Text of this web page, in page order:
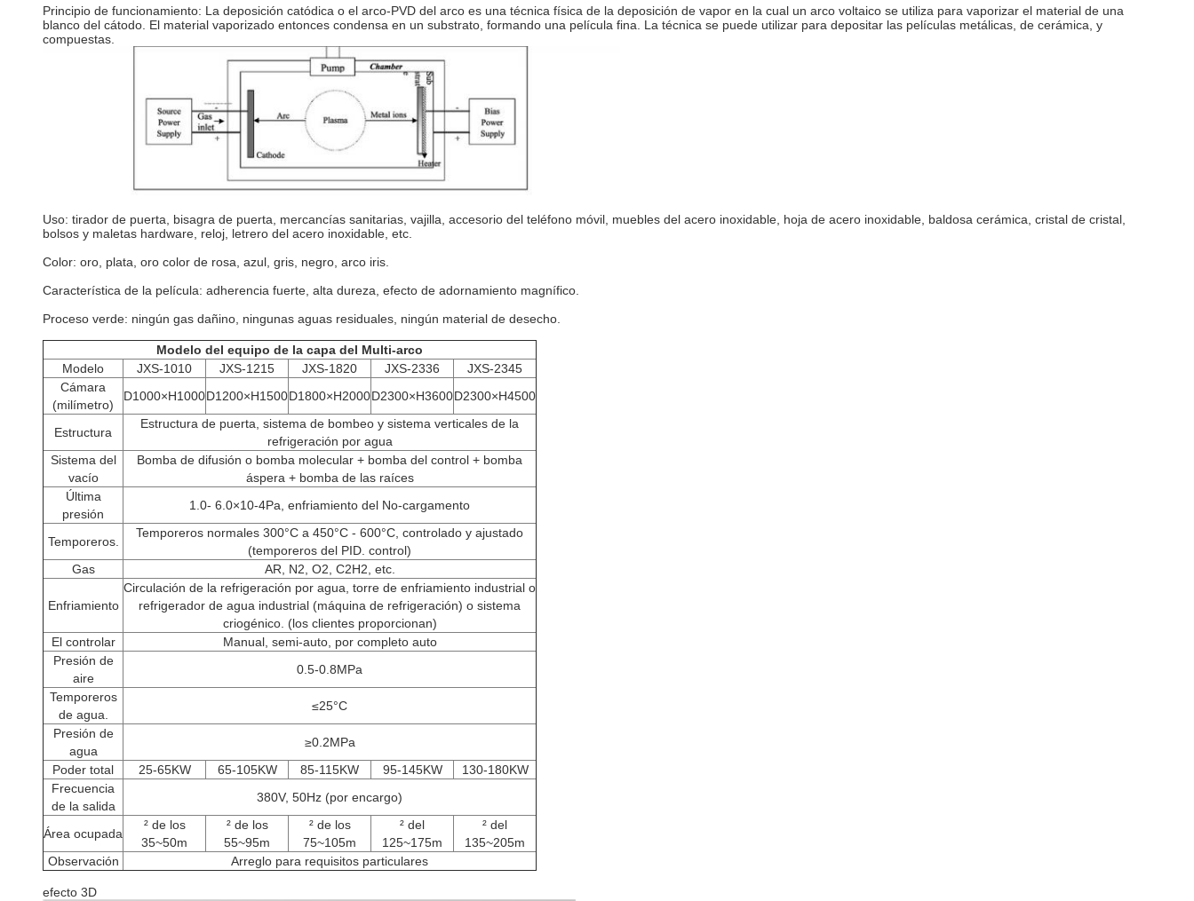
Principio de funcionamiento: La deposición catódica o el arco-PVD del arco es una técnica física de la deposición de vapor en la cual un arco voltaico se utiliza para vaporizar el material de una
blanco del cátodo. El material vaporizado entonces condensa en un substrato, formando una película fina. La técnica se puede utilizar para depositar las películas metálicas, de cerámica, y
compuestas.
Uso: tirador de puerta, bisagra de puerta, mercancías sanitarias, vajilla, accesorio del teléfono móvil, muebles del acero inoxidable, hoja de acero inoxidable, baldosa cerámica, cristal de cristal,
bolsos y maletas hardware, reloj, letrero del acero inoxidable, etc.
Color: oro, plata, oro color de rosa, azul, gris, negro, arco iris.
Característica de la película: adherencia fuerte, alta dureza, efecto de adornamiento magnífico.
Proceso verde: ningún gas dañino, ningunas aguas residuales, ningún material de desecho.
Modelo del equipo de la capa del Multi-arco
Modelo
JXS-1010 JXS-1215 JXS-1820 JXS-2336
JXS-2345
Cámara
(milímetro)
D1000×H1000D1200×H1500D1800×H2000D2300×H3600D2300×H4500
Estructura
Estructura de puerta, sistema de bombeo y sistema verticales de la
refrigeración por agua
Sistema del
vacío
Bomba de difusión o bomba molecular + bomba del control + bomba
áspera + bomba de las raíces
Última
presión
1.0- 6.0×10-4Pa, enfriamiento del No-cargamento
Temporeros.
Temporeros normales 300°C a 450°C - 600°C, controlado y ajustado
(temporeros del PID. control)
Gas
AR, N2, O2, C2H2, etc.
Enfriamiento
Circulación de la refrigeración por agua, torre de enfriamiento industrial o
refrigerador de agua industrial (máquina de refrigeración) o sistema
criogénico. (los clientes proporcionan)
El controlar
Manual, semi-auto, por completo auto
Presión de
aire
0.5-0.8MPa
Temporeros
de agua.
≤25°C
Presión de
agua
≥0.2MPa
Poder total
25-65KW 65-105KW 85-115KW 95-145KW
130-180KW
Frecuencia
de la salida
380V, 50Hz (por encargo)
Área ocupada
² de los
35~50m
² de los
55~95m
² de los
75~105m
² del
125~175m
² del
135~205m
Observación
Arreglo para requisitos particulares
efecto 3D